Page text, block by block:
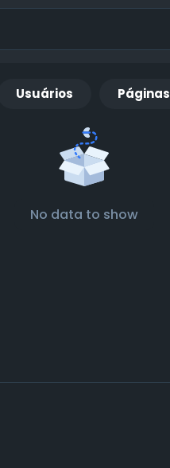
Usuários Páginas
No data to show